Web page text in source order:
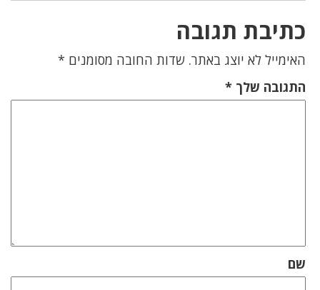
כתיבת תגובה
האימייל לא יוצג באתר. שדות החובה מסומנים *
התגובה שלך *
שם